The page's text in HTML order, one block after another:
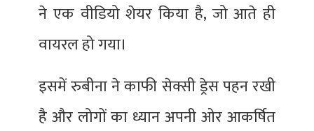
ने एक वीडियो शेयर किया है, जो आते ही
वायरल हो गया।
इसमें रुबीना ने काफी सेक्सी ड्रेस पहन रखी
है और लोगों का ध्यान अपनी ओर आकर्षित